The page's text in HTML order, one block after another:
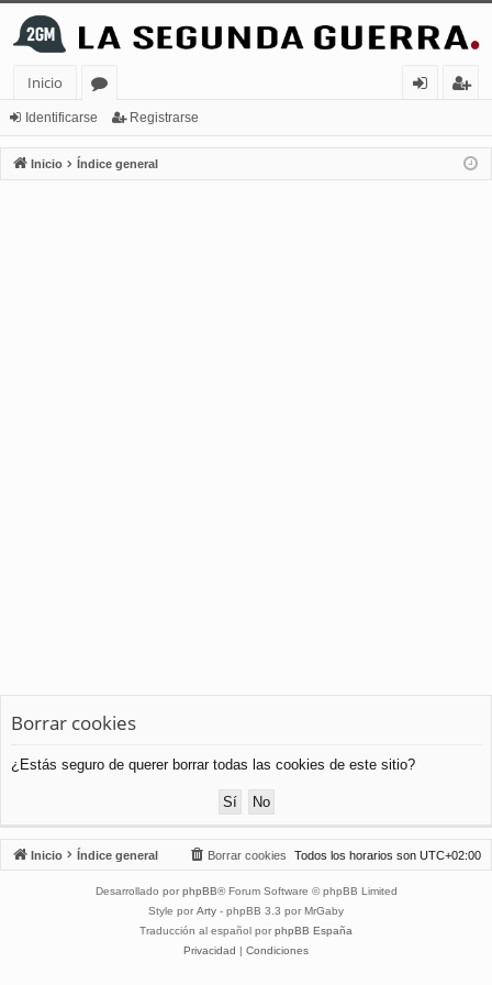
Inicio
or
os
nt
ifi
ist
ra
Identificarse Registrarse
Inicio Índice general
Borrar cookies
¿Estás seguro de querer borrar todas las cookies de este sitio?
Inicio Índice general Todos los horarios son UTC+02:00
Borrar cookies
Desarrollado por phpBB® Forum Software © phpBB Limited
Style por Arty - phpBB 3.3 por MrGaby
Traducción al español por phpBB España
Privacidad | Condiciones